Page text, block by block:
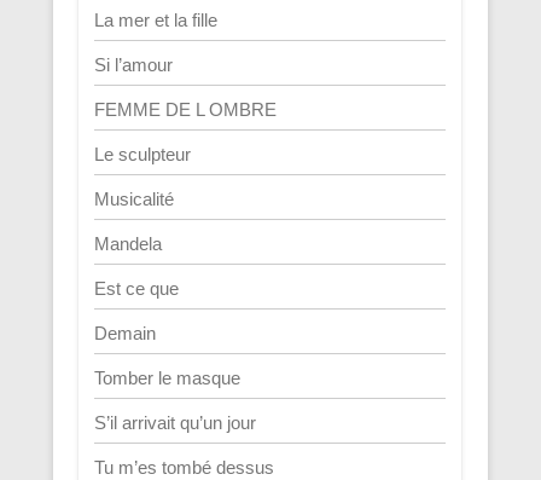
La mer et la fille
Si l’amour
FEMME DE L OMBRE
Le sculpteur
Musicalité
Mandela
Est ce que
Demain
Tomber le masque
S’il arrivait qu’un jour
Tu m’es tombé dessus